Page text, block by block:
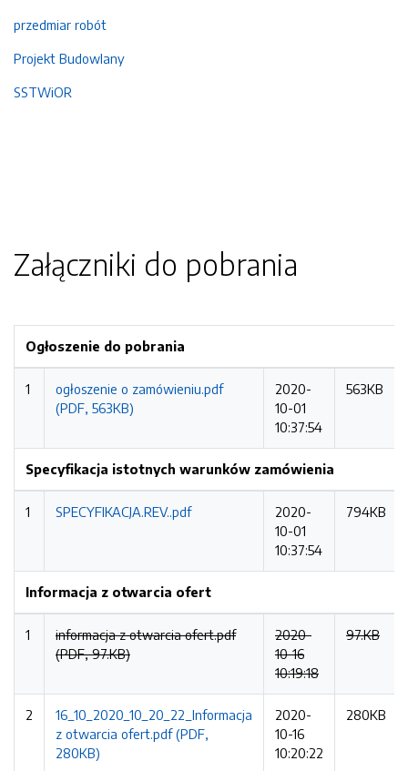
przedmiar robót
Projekt Budowlany
SSTWiOR
Załączniki do pobrania
Ogłoszenie do pobrania
1
ogłoszenie o zamówieniu.pdf
(PDF, 563KB)
2020-
10-01
10:37:54
563KB
Specyfikacja istotnych warunków zamówienia
1 SPECYFIKACJA.REV..pdf
2020-
10-01
10:37:54
794KB
Informacja z otwarcia ofert
1
informacja z otwarcia ofert.pdf
(PDF, 97.KB)
2020-
10-16
10:19:18
97.KB
2
16_10_2020_10_20_22_Informacja
z otwarcia ofert.pdf (PDF,
280KB)
2020-
10-16
10:20:22
280KB